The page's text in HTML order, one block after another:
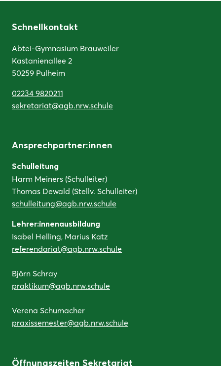
Schnellkontakt
Abtei-Gymnasium Brauweiler
Kastanienallee 2
50259 Pulheim
02234 9820211
sekretariat@agb.nrw.schule
Ansprechpartner:innen
Schulleitung
Harm Meiners (Schulleiter)
Thomas Dewald (Stellv. Schulleiter)
schulleitung@agb.nrw.schule
Lehrer:innenausbildung
Isabel Helling, Marius Katz
referendariat@agb.nrw.schule
Björn Schray
praktikum@agb.nrw.schule
Verena Schumacher
praxissemester@agb.nrw.schule
Öffnungszeiten Sekretariat